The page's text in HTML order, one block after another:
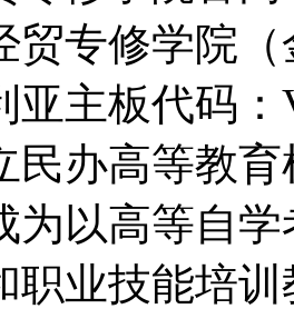
贸专修学院
亚主板代码
民办高等教
为以高等自
职业技能培